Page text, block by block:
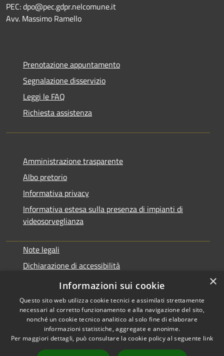
PEC:dpo@pec.gdpr.nelcomune.it
Avv. Massimo Ramello
Prenotazione appuntamento
Segnalazione disservizio
Leggi le FAQ
Richiesta assistenza
Amministrazione trasparente
Albo pretorio
Informativa privacy
Informativa estesa sulla presenza di impianti di
videosorveglianza
Note legali
Dichiarazione di accessibilità
Obbiettivi di accessibilità
Accessibilità
Copyright © 2026 • Comune di
Rialto • Powered by
×
Informazioni sui cookie
Questo sito web utilizza cookie tecnici e assimilati strettamente
necessari al corretto funzionamento e alla navigazione del sito,
nonché un cookie tecnico analitico al solo fine di elaborare
informazioni statistiche, aggregate e anonime.
Per maggiori dettagli, può consultare la cookie policy al seguente link